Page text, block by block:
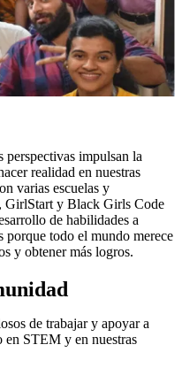
perspectivas impulsan la
realidad en nuestras
varias escuelas y
GirlStart y Black Girls Code
de habilidades a
porque todo el mundo merece
y obtener más logros.
de trabajar y apoyar a
en STEM y en nuestras